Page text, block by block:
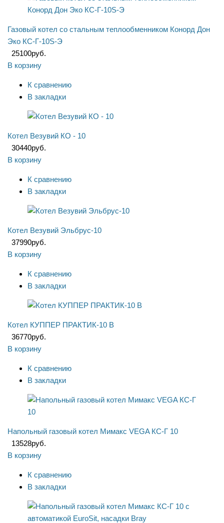
Газовый котел со стальным теплообменником Конорд Дон
Эко КС-Г-10S-Э
25100руб.
В корзину
К сравнению
В закладки
Котел Везувий КО - 10
30440руб.
В корзину
К сравнению
В закладки
Котел Везувий Эльбрус-10
37990руб.
В корзину
К сравнению
В закладки
Котел КУППЕР ПРАКТИК-10 В
36770руб.
В корзину
К сравнению
В закладки
Напольный газовый котел Мимакс VEGA КС-Г 10
13528руб.
В корзину
К сравнению
В закладки